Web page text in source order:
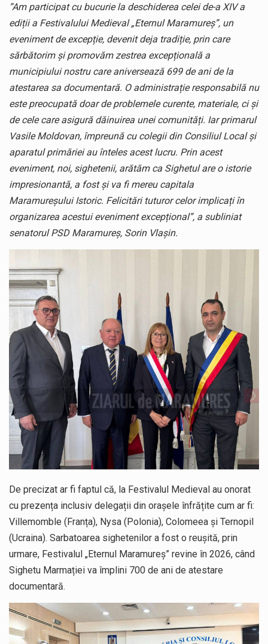
”Am participat cu bucurie la deschiderea celei de-a XIV a
ediții a Festivalului Medieval „Eternul Maramureș”, un
eveniment de excepție, devenit deja tradiție, prin care
sărbătorim și promovăm zestrea excepțională a
municipiului nostru care aniversează 699 de ani de la
atestarea sa documentară. O administrație responsabilă nu
este preocupată doar de problemele curente, materiale, ci și
de cele care asigură dăinuirea unei comunități. Iar primarul
Vasile Moldovan, împreună cu colegii din Consiliul Local și
aparatul primăriei au înteles acest lucru. Prin acest
eveniment, noi, sighetenii, arătăm ca Sighetul are o istorie
impresionantă, a fost și va fi mereu capitala
Maramureșului Istoric. Felicitări tuturor celor implicați în
organizarea acestui eveniment excepțional”, a subliniat
senatorul PSD Maramureș, Sorin Vlașin.
De precizat ar fi faptul că, la Festivalul Medieval au onorat
cu prezența inclusiv delegații din orașele înfrățite cum ar fi:
Villemomble (Franța), Nysa (Polonia), Colomeea și Ternopil
(Ucraina). Sarbatoarea sighetenilor a fost o reușită, prin
urmare, Festivalul „Eternul Maramureș” revine în 2026, când
Sighetu Marmației va împlini 700 de ani de atestare
documentară.